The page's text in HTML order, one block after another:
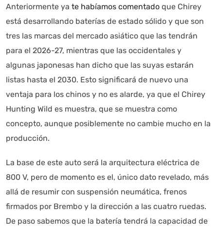
Anteriormente ya te habíamos comentado que Chirey
está desarrollando baterías de estado sólido y que son
tres las marcas del mercado asiático que las tendrán
para el 2026-27, mientras que las occidentales y
algunas japonesas han dicho que las suyas estarán
listas hasta el 2030. Esto significará de nuevo una
ventaja para los chinos y no es alarde, ya que el Chirey
Hunting Wild es muestra, que se muestra como
concepto, aunque posiblemente no cambie mucho en la
producción.
La base de este auto será la arquitectura eléctrica de
800 V, pero de momento es el, único dato revelado, más
allá de resumir con suspensión neumática, frenos
firmados por Brembo y la dirección a las cuatro ruedas.
De paso sabemos que la batería tendrá la capacidad de
Autoanalítica IA
Estoy aquí para encontrar lo que necesitas. ¿Qué estás
buscando? "Este asistente con IA (OpenAI) ofrece
información referencial que puede contener errores.
diariamente su exactitud."